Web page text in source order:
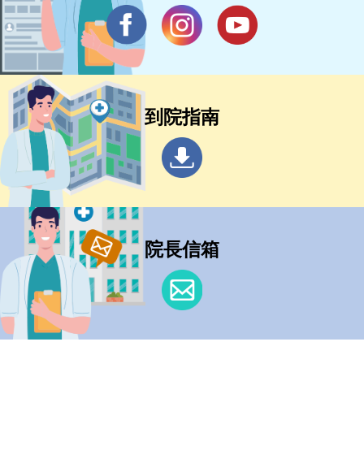
到院指南
院長信箱